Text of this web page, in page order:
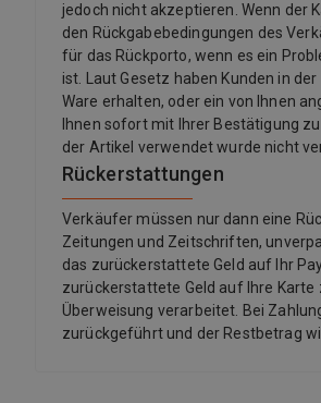
jedoch nicht akzeptieren. Wenn der
den Rückgabebedingungen des
für das Rückporto, wenn es ein
ist. Laut Gesetz haben Kunden in
Ware erhalten, oder ein von Ihnen
Ihnen sofort mit Ihrer Bestätigung
der Artikel verwendet wurde nicht
Rückerstattungen
Verkäufer müssen nur dann eine
Zeitungen und Zeitschriften,
das zurückerstattete Geld auf Ihr
zurückerstattete Geld auf Ihre
Überweisung verarbeitet. Bei
zurückgeführt und der Restbetrag